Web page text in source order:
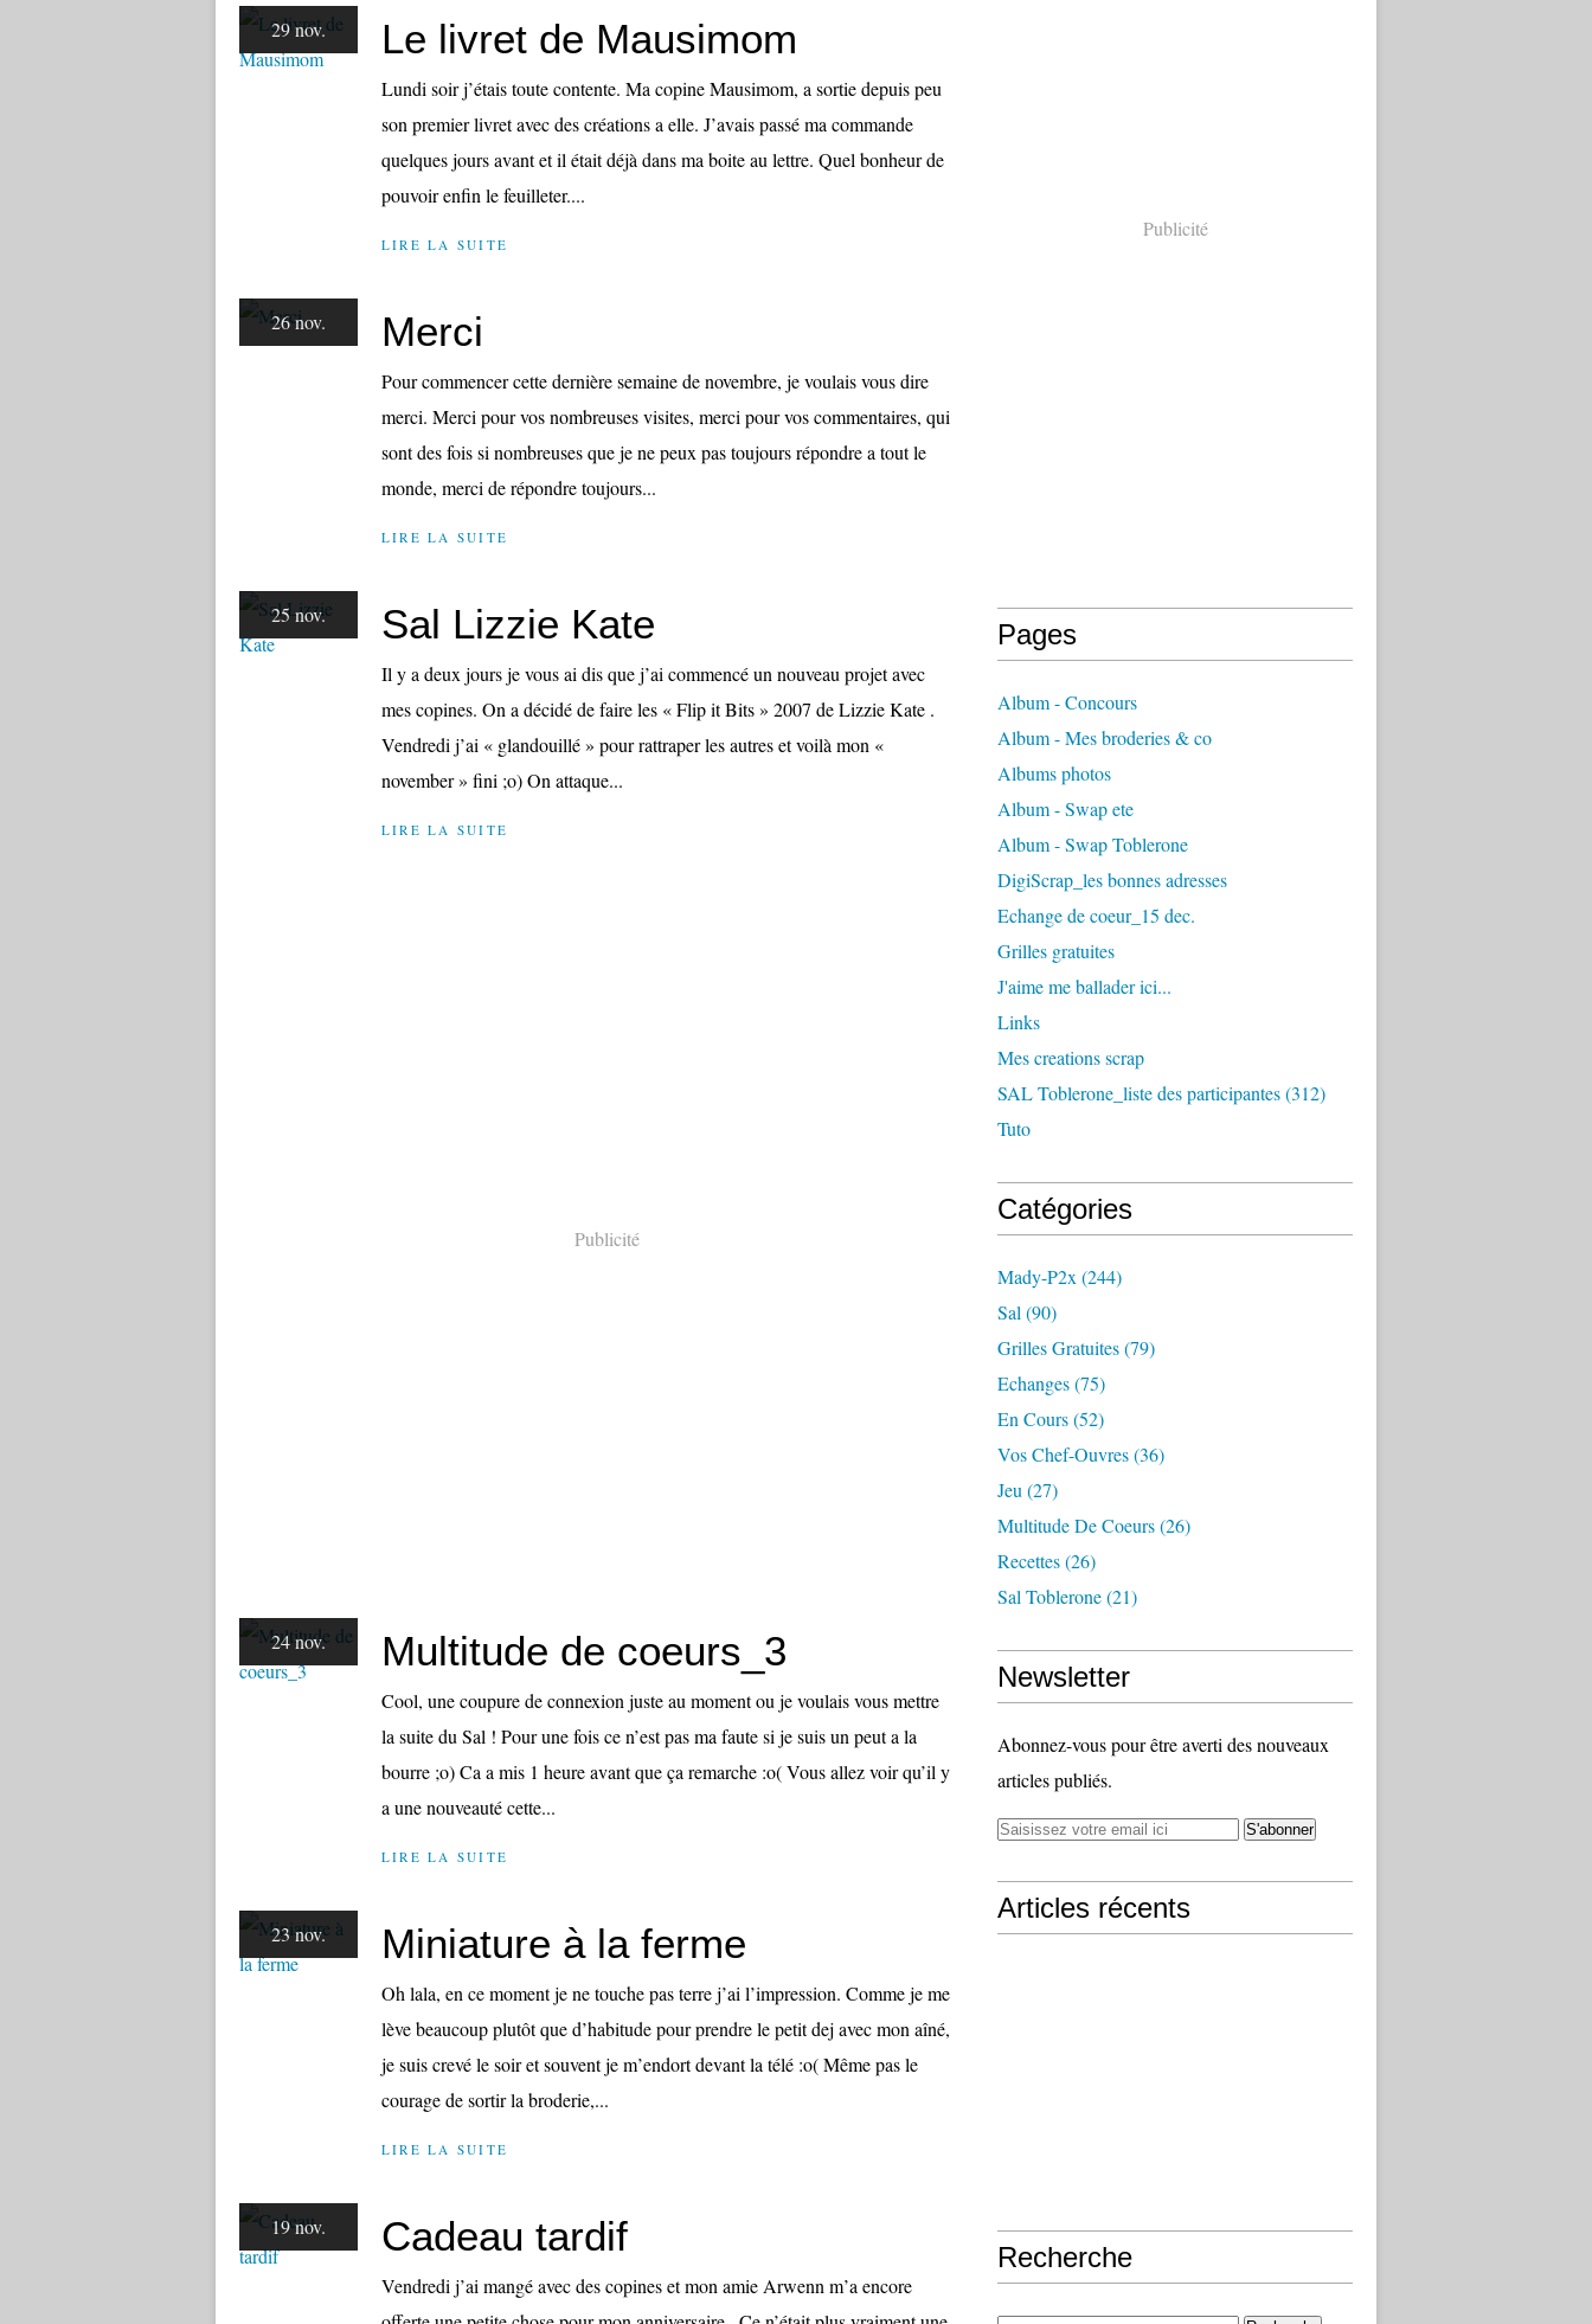
29 nov. Le livret de Mausimom
Lundi soir j’étais toute contente. Ma copine Mausimom, a sortie depuis peu
son premier livret avec des créations a elle. J’avais passé ma commande
quelques jours avant et il était déjà dans ma boite au lettre. Quel bonheur de
pouvoir enfin le feuilleter....
LIRE LA SUITE
26 nov. Merci
Pour commencer cette dernière semaine de novembre, je voulais vous dire
merci. Merci pour vos nombreuses visites, merci pour vos commentaires, qui
sont des fois si nombreuses que je ne peux pas toujours répondre a tout le
monde, merci de répondre toujours...
LIRE LA SUITE
25 nov. Sal Lizzie Kate
Il y a deux jours je vous ai dis que j’ai commencé un nouveau projet avec
mes copines. On a décidé de faire les « Flip it Bits » 2007 de Lizzie Kate .
Vendredi j’ai « glandouillé » pour rattraper les autres et voilà mon «
november » fini ;o) On attaque...
LIRE LA SUITE
Publicité
24 nov. Multitude de coeurs_3
Cool, une coupure de connexion juste au moment ou je voulais vous mettre
la suite du Sal ! Pour une fois ce n’est pas ma faute si je suis un peut a la
bourre ;o) Ca a mis 1 heure avant que ça remarche :o( Vous allez voir qu’il y
a une nouveauté cette...
LIRE LA SUITE
23 nov. Miniature à la ferme
Oh lala, en ce moment je ne touche pas terre j’ai l’impression. Comme je me
lève beaucoup plutôt que d’habitude pour prendre le petit dej avec mon aîné,
je suis crevé le soir et souvent je m’endort devant la télé :o( Même pas le
courage de sortir la broderie,...
LIRE LA SUITE
19 nov. Cadeau tardif
Vendredi j’ai mangé avec des copines et mon amie Arwenn m’a encore
Publicité
Pages
Album - Concours
Album - Mes broderies & co
Albums photos
Album - Swap ete
Album - Swap Toblerone
DigiScrap_les bonnes adresses
Echange de coeur_15 dec.
Grilles gratuites
J'aime me ballader ici...
Links
Mes creations scrap
SAL Toblerone_liste des participantes (312)
Tuto
Catégories
Mady-P2x (244)
Sal (90)
Grilles Gratuites(79)
Echanges(75)
En Cours(52)
Vos Chef-Ouvres(36)
Jeu (27)
Multitude De Coeurs(26)
Recettes(26)
Sal Toblerone(21)
Newsletter
Abonnez-vous pour être averti des nouveaux
articles publiés.
Articles récents
Recherche